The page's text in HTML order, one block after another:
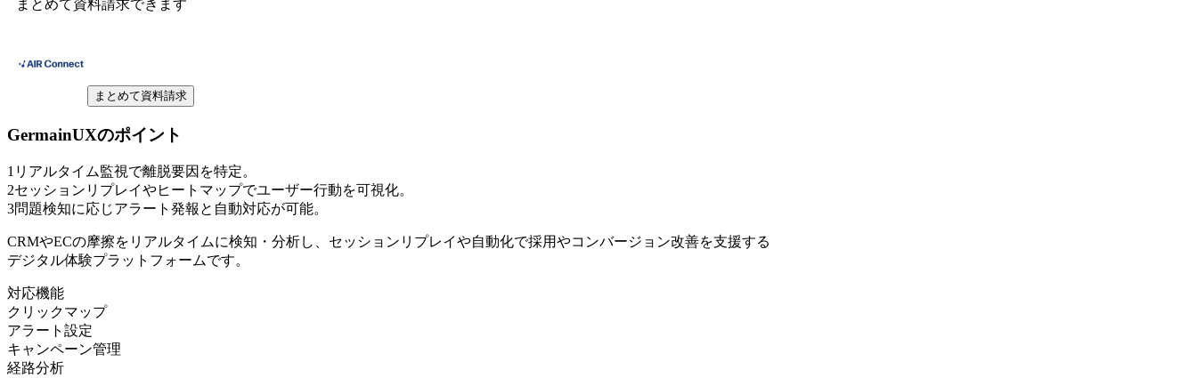
まとめて資料請求できます
まとめて資料請求
GermainUXのポイント
1 リアルタイム監視で離脱要因を特定。
2セッションリプレイやヒートマップでユーザー行動を可視化。
3問題検知に応じアラート発報と自動対応が可能。
CRMやECの摩擦をリアルタイムに検知・分析し、セッションリプレイや自動化で採用やコンバージョン改善を支援する
デジタル体験プラットフォームです。
対応機能
クリックマップ
アラート設定
キャンペーン管理
経路分析